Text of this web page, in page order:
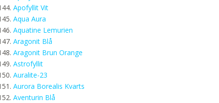
Apofyllit Vit
Aqua Aura
Aquatine Lemurien
Aragonit Blå
Aragonit Brun Orange
Astrofyllit
Auralite-23
Aurora Borealis Kvarts
Aventurin Blå